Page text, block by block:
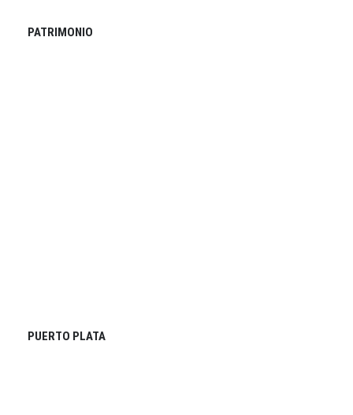
PATRIMONIO
PUERTO PLATA